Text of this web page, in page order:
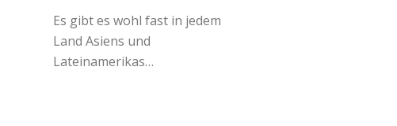
Es gibt es wohl fast in jedem
Land Asiens und
Lateinamerikas…